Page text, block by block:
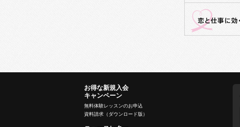
お得な新規入会
キャンペーン
無料体験レッスンのお申込
資料請求（ダウンロード版）